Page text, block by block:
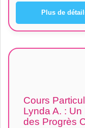
Plus de
Cours
Lynda A. :
des Progrès